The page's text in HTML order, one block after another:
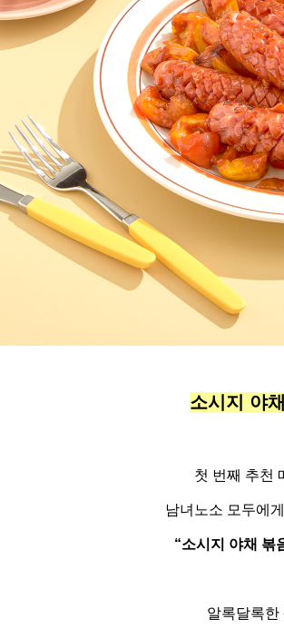
소시지 야
첫 번째 추천
남녀노소 모두에
“소시지 야채 볶
알록달록한